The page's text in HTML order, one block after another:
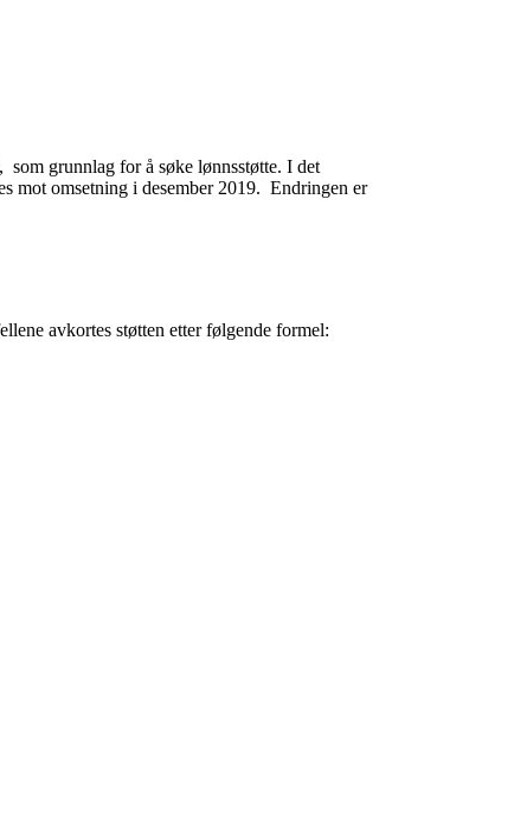
som grunnlag for å søke lønnsstøtte. I det
mot omsetning i desember 2019. Endringen er
avkortes støtten etter følgende formel: